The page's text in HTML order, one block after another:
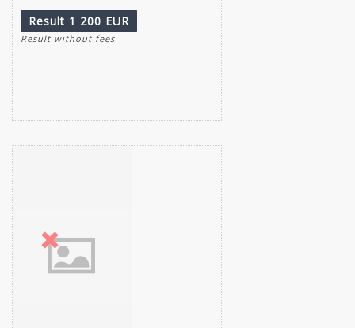
Result 1 200 EUR
Result without fees